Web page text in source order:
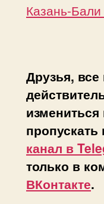
Казань-
Друзья,
канал в
только в
ВКонтакте.